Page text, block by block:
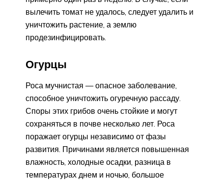
вылечить томат не удалось, следует удалить и
уничтожить растение, а землю
продезинфицировать.
Огурцы
Роса мучнистая — опасное заболевание,
способное уничтожить огуречную рассаду.
Споры этих грибов очень стойкие и могут
сохраняться в почве несколько лет. Роса
поражает огурцы независимо от фазы
развития. Причинами является повышенная
влажность, холодные осадки, разница в
температурах днем и ночью, большое